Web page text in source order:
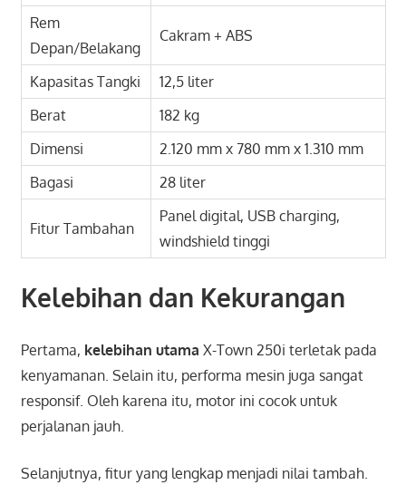
Rem
Depan/Belakang
Cakram + ABS
Kapasitas Tangki
12,5 liter
Berat
182 kg
Dimensi
2.120 mm x 780 mm x 1.310 mm
Bagasi
28 liter
Fitur Tambahan
Panel digital, USB charging,
windshield tinggi
Kelebihan dan Kekurangan
Pertama, kelebihan utama X-Town 250i terletak pada
kenyamanan. Selain itu, performa mesin juga sangat
responsif. Oleh karena itu, motor ini cocok untuk
perjalanan jauh.
Selanjutnya, fitur yang lengkap menjadi nilai tambah.